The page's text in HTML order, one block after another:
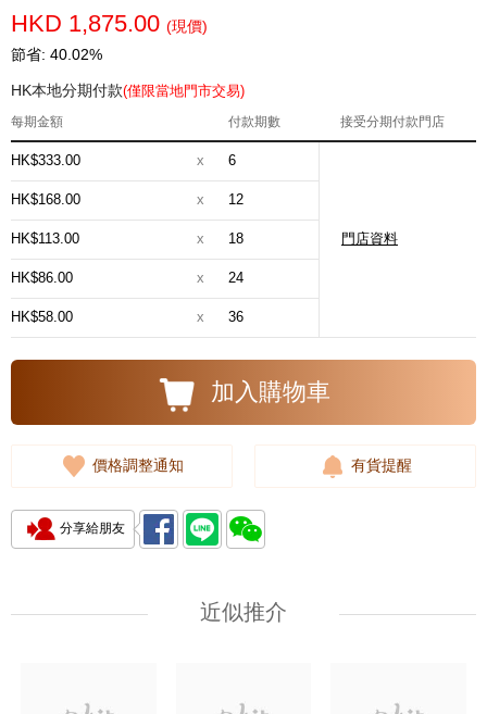
HKD 1,875.00 (現價)
節省: 40.02%
HK本地分期付款(僅限當地門市交易)
每期金額 付款期數 接受分期付款門店
HK$333.00 x 6
門店資料
HK$168.00 x 12
HK$113.00 x 18
HK$86.00 x 24
HK$58.00 x 36
加入購物車
價格調整通知 有貨提醒
分享給朋友
近似推介